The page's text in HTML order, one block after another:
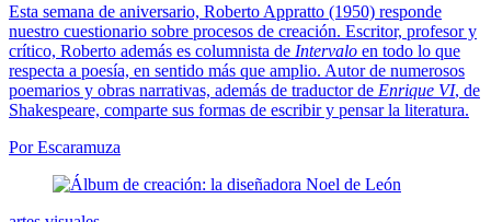
Esta semana de aniversario, Roberto Appratto (1950) responde
nuestro cuestionario sobre procesos de creación. Escritor, profesor y
crítico, Roberto además es columnista de Intervalo en todo lo que
respecta a poesía, en sentido más que amplio. Autor de numerosos
poemarios y obras narrativas, además de traductor de Enrique VI, de
Shakespeare, comparte sus formas de escribir y pensar la literatura.
Por Escaramuza